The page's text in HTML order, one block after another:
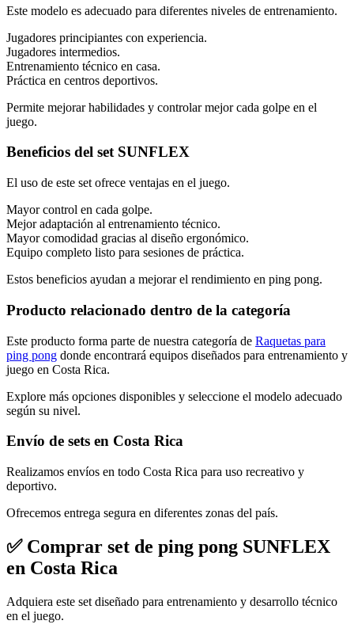
Este modelo es adecuado para diferentes niveles de entrenamiento.
Jugadores principiantes con experiencia.
Jugadores intermedios.
Entrenamiento técnico en casa.
Práctica en centros deportivos.
Permite mejorar habilidades y controlar mejor cada golpe en el
juego.
Beneficios del set SUNFLEX
El uso de este set ofrece ventajas en el juego.
Mayor control en cada golpe.
Mejor adaptación al entrenamiento técnico.
Mayor comodidad gracias al diseño ergonómico.
Equipo completo listo para sesiones de práctica.
Estos beneficios ayudan a mejorar el rendimiento en ping pong.
Producto relacionado dentro de la categoría
Este producto forma parte de nuestra categoría de Raquetas para
ping pong donde encontrará equipos diseñados para entrenamiento y
juego en Costa Rica.
Explore más opciones disponibles y seleccione el modelo adecuado
según su nivel.
Envío de sets en Costa Rica
Realizamos envíos en todo Costa Rica para uso recreativo y
deportivo.
Ofrecemos entrega segura en diferentes zonas del país.
✅ Comprar set de ping pong SUNFLEX
en Costa Rica
Adquiera este set diseñado para entrenamiento y desarrollo técnico
en el juego.